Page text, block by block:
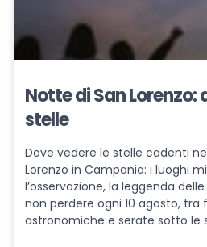
Notte di San Lorenzo:
stelle
Dove vedere le stelle cadenti
Lorenzo in Campania: i luoghi
l’osservazione, la leggenda
non perdere ogni 10 agosto, tra
astronomiche e serate sotto le